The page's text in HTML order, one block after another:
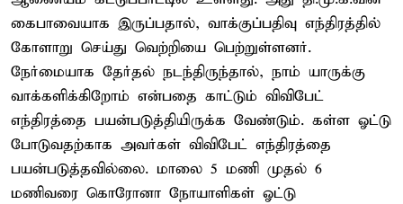
கைபாவையாக இருப்பதால், வாக்குப்பதிவு எந்திரத்தில்
கோளாறு செய்து வெற்றியை பெற்றுள்ளனர்.
நேர்மையாக தேர்தல் நடந்திருந்தால், நாம் யாருக்கு
வாக்களிக்கிறோம் என்பதை காட்டும் விவிபேட்
எந்திரத்தை பயன்படுத்தியிருக்க வேண்டும். கள்ள ஓட்டு
போடுவதற்காக அவர்கள் விவிபேட் எந்திரத்தை
பயன்படுத்தவில்லை. மாலை 5 மணி முதல் 6
மணிவரை கொரோனா நோயாளிகள் ஓட்டு